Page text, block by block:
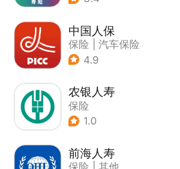
中国人保
保险
汽车保险
4.9
农银人寿
保险
1.0
前海人寿